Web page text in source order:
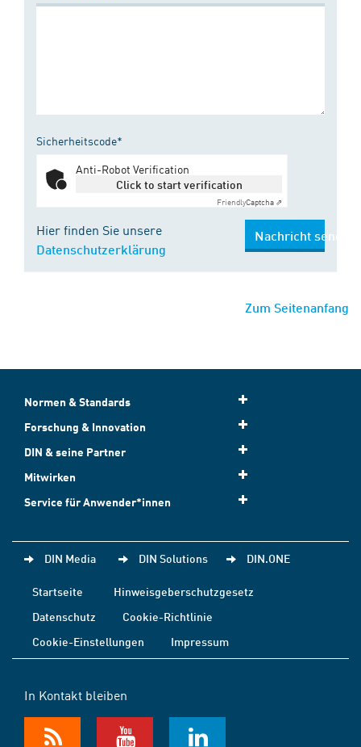
Sicherheitscode*
Anti-Robot Verification
Click to start verification
FriendlyCaptcha ⇗
Hier finden Sie unsere
Datenschutzerklärung
Nachricht senden
Zum Seitenanfang
Normen & Standards
Forschung & Innovation
DIN & seine Partner
Mitwirken
Service für Anwender*innen
DIN Media DIN Solutions DIN.ONE
Startseite
Hinweisgeberschutzgesetz
Datenschutz
Cookie-Richtlinie
Cookie-Einstellungen
Impressum
In Kontakt bleiben